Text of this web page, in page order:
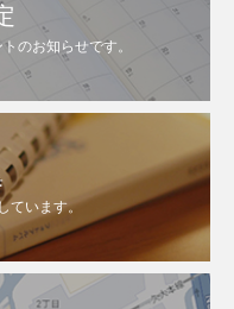
のお知らせです。
ています。